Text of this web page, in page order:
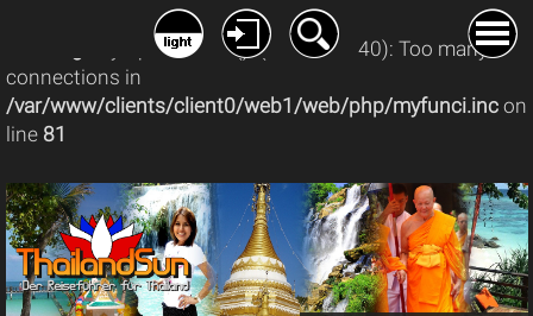
: mysqli_connect(): (08004/1040): Too many
connections in
/var/www/clients/client0/web1/web/php/myfunci.inc on
line 81